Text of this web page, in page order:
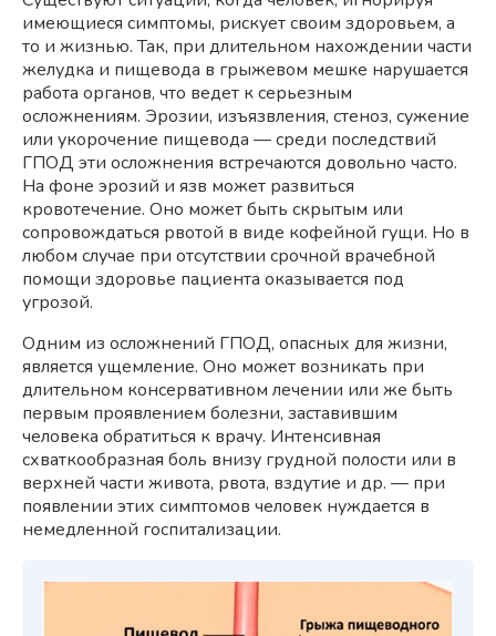
имеющиеся симптомы, рискует своим здоровьем, а
то и жизнью. Так, при длительном нахождении части
желудка и пищевода в грыжевом мешке нарушается
работа органов, что ведет к серьезным
осложнениям. Эрозии, изъязвления, стеноз, сужение
или укорочение пищевода — среди последствий
ГПОД эти осложнения встречаются довольно часто.
На фоне эрозий и язв может развиться
кровотечение. Оно может быть скрытым или
сопровождаться рвотой в виде кофейной гущи. Но в
любом случае при отсутствии срочной врачебной
помощи здоровье пациента оказывается под
угрозой.
Одним из осложнений ГПОД, опасных для жизни,
является ущемление. Оно может возникать при
длительном консервативном лечении или же быть
первым проявлением болезни, заставившим
человека обратиться к врачу. Интенсивная
схваткообразная боль внизу грудной полости или в
верхней части живота, рвота, вздутие и др. — при
появлении этих симптомов человек нуждается в
немедленной госпитализации.